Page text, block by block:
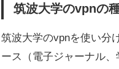
筑波大学のvpnの
筑波大学のvpnを使い分
ース（電子ジャーナル